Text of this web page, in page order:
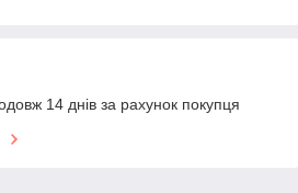
14 днів за рахунок покупця